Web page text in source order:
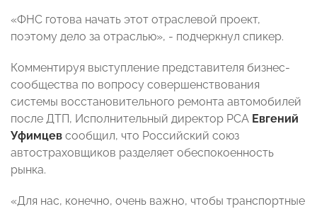
«ФНС готова начать этот отраслевой проект,
поэтому дело за отраслью», - подчеркнул спикер.
Комментируя выступление представителя бизнес-
сообщества по вопросу совершенствования
системы восстановительного ремонта автомобилей
после ДТП, Исполнительный директор РСА Евгений
Уфимцев сообщил, что Российский союз
автостраховщиков разделяет обеспокоенность
рынка.
«Для нас, конечно, очень важно, чтобы транспортные